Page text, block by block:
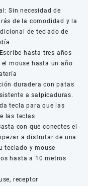
Sin necesidad de
de la comodidad y la
de teclado de
hasta tres años
mouse hasta un año
duradera con patas
a salpicaduras.
tecla para que las
las teclas
con que conectes el
a disfrutar de una
teclado y mouse
hasta a 10 metros
receptor